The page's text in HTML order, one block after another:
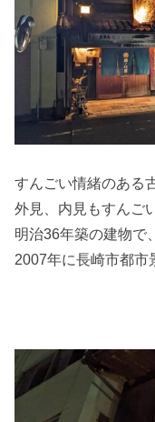
すんごい情緒のある
外見、内見もすんご
明治36年築の建物で
2007年に長崎市都市